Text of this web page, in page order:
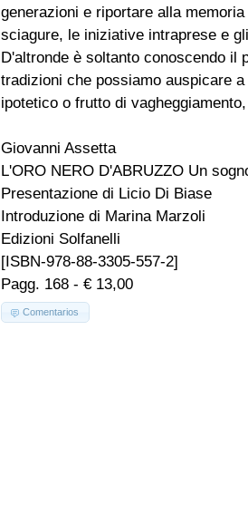
generazioni e riportare alla
sciagure, le iniziative intraprese e
D'altronde è soltanto conoscendo il
tradizioni che possiamo auspicare
ipotetico o frutto di
Giovanni Assetta
L'ORO NERO D'ABRUZZO Un
Presentazione di Licio Di Biase
Introduzione di Marina Marzoli
Edizioni Solfanelli
[ISBN-978-88-3305-557-2]
Pagg. 168 - € 13,00
Comentarios